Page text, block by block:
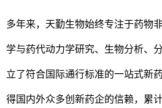
多年来，天勤生物始终专注于药物
学与药代动力学研究、生物分析、
立了符合国际通行标准的一站式新
得国内外众多创新药企的信赖，累